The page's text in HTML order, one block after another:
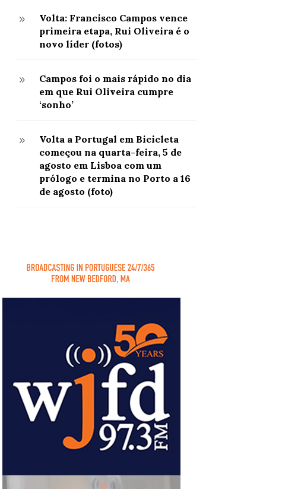
9
Volta: Francisco Campos vence
primeira etapa, Rui Oliveira é o
novo líder (fotos)
9
Campos foi o mais rápido no dia
em que Rui Oliveira cumpre
‘sonho’
9
Volta a Portugal em Bicicleta
começou na quarta-feira, 5 de
agosto em Lisboa com um
prólogo e termina no Porto a 16
de agosto (foto)